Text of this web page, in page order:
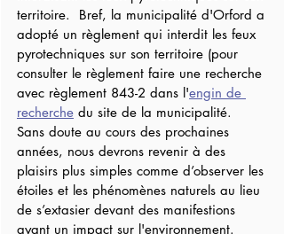
territoire.  Bref, la municipalité d'Orford a
adopté un règlement qui interdit les feux
pyrotechniques sur son territoire (pour
consulter le règlement faire une recherche
avec règlement 843-2 dans l'engin de
recherche du site de la municipalité.
Sans doute au cours des prochaines
années, nous devrons revenir à des
plaisirs plus simples comme d’observer les
étoiles et les phénomènes naturels au lieu
de s’extasier devant des manifestions
ayant un impact sur l'environnement.